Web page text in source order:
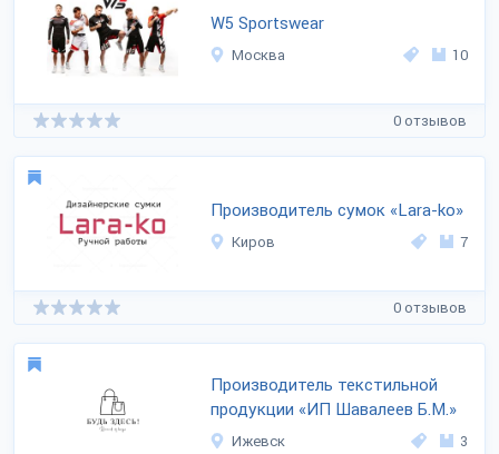
W5 Sportswear
Москва 10
0 отзывов
Производитель сумок «Lara-ko»
Киров 7
0 отзывов
Производитель текстильной
продукции «ИП Шавалеев Б.М.»
Ижевск 3